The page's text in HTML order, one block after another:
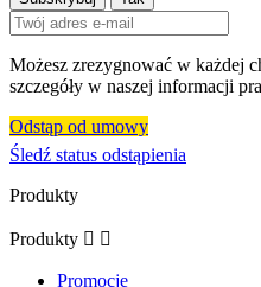
Możesz zrezygnować w każdej
szczegóły w naszej informacji
Odstąp od umowy
Śledź status odstąpienia
Produkty
Produkty  
Promocje